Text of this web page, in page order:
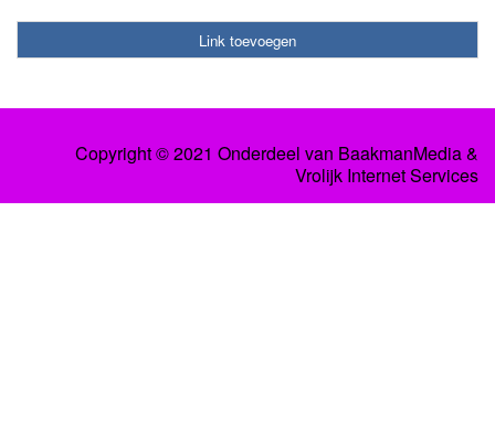
Link toevoegen
Copyright © 2021 Onderdeel van BaakmanMedia&
Vrolijk Internet Services